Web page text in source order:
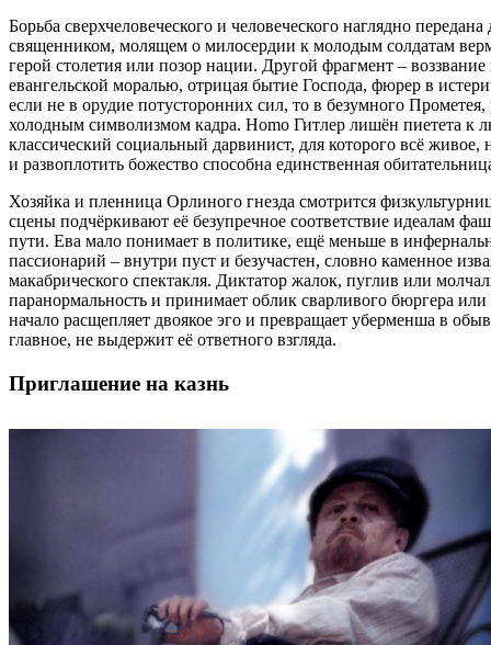
Борьба сверхчеловеческого и человеческого наглядно
священником, молящем о милосердии к молодым солдатам
герой столетия или позор нации. Другой фрагмент –
евангельской моралью, отрицая бытие Господа, фюрер в
если не в орудие потусторонних сил, то в безумного
холодным символизмом кадра. Homo Гитлер лишён пиетета к
классический социальный дарвинист, для которого всё
и развоплотить божество способна единственная
Хозяйка и пленница Орлиного гнезда смотрится
сцены подчёркивают её безупречное соответствие идеалам
пути. Ева мало понимает в политике, ещё меньше в
пассионарий – внутри пуст и безучастен, словно каменное
макабрического спектакля. Диктатор жалок, пуглив или
паранормальность и принимает облик сварливого бюргера
начало расщепляет двоякое эго и превращает уберменша в
главное, не выдержит её ответного взгляда.
Приглашение на казнь